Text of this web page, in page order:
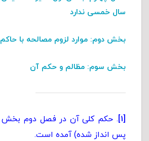
سال خمسی ندارد
بخش دوم: موارد لزوم مصالحه با
بخش سوم: مظالم و حکم آن
[۱]
پس انداز شده) آمده است.